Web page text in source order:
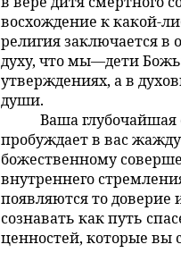
восхождение к какой-
религия заключается в
духу, что мы—дети
утверждениях, а в
души.
Ваша
пробуждает в вас
божественному
внутреннего
появляются то доверие
сознавать как путь
ценностей, которые вы